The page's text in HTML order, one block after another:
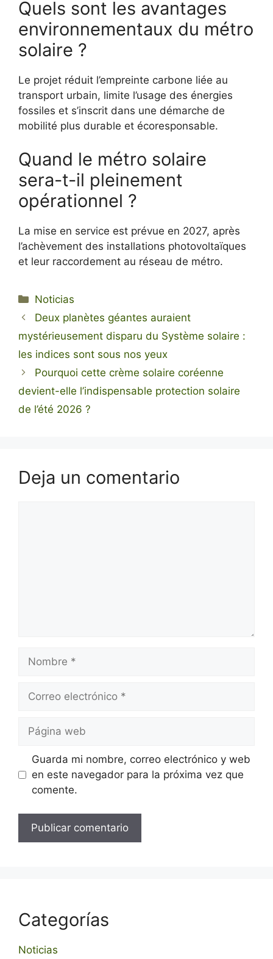
Quels sont les avantages
environnementaux du métro
solaire ?
Le projet réduit l’empreinte carbone liée au
transport urbain, limite l’usage des énergies
fossiles et s’inscrit dans une démarche de
mobilité plus durable et écoresponsable.
Quand le métro solaire
sera-t-il pleinement
opérationnel ?
La mise en service est prévue en 2027, après
l’achèvement des installations photovoltaïques
et leur raccordement au réseau de métro.
Categorías
Noticias
Deux planètes géantes auraient
mystérieusement disparu du Système solaire :
les indices sont sous nos yeux
Pourquoi cette crème solaire coréenne
devient-elle l’indispensable protection solaire
de l’été 2026 ?
Deja un comentario
Nombre
Correo
Página
Guarda mi nombre, correo electrónico y web
en este navegador para la próxima vez que
comente.
Categorías
Noticias